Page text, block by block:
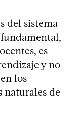
del sistema
es
y no
los
naturales de